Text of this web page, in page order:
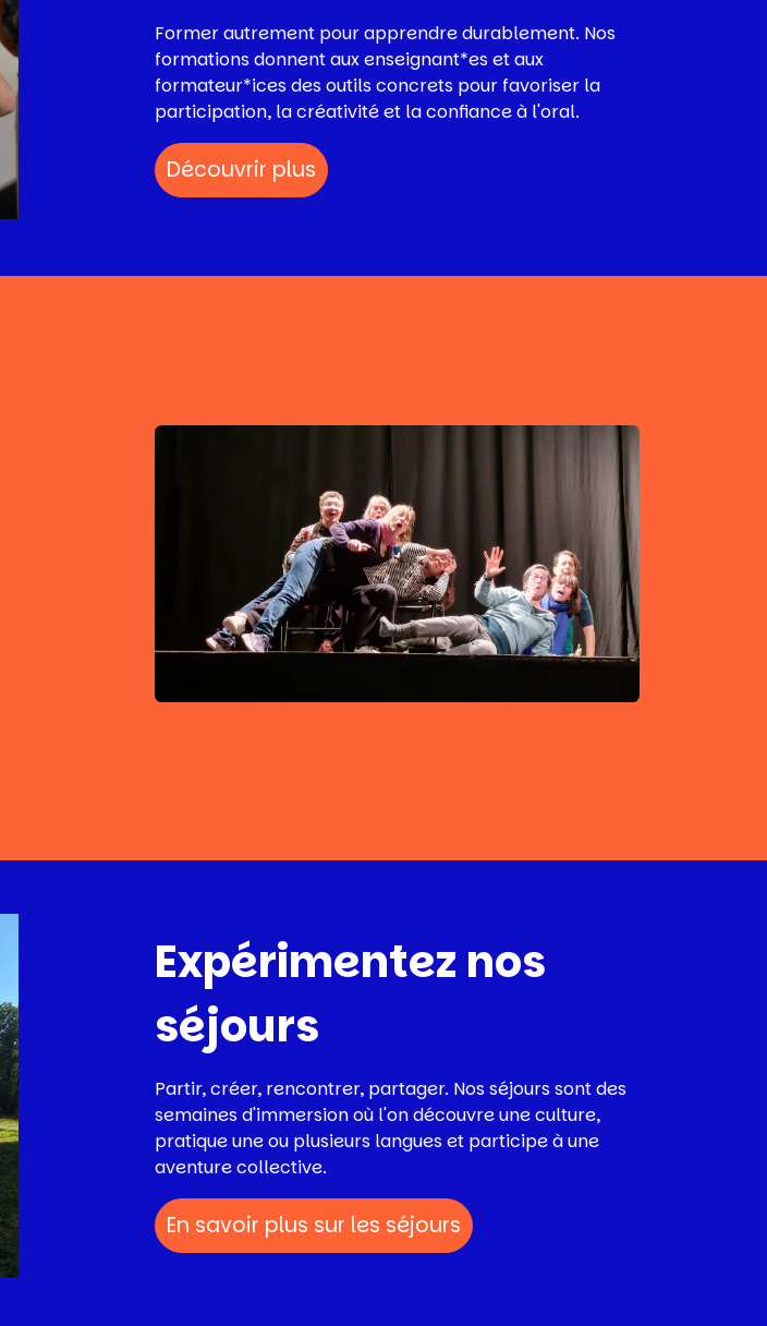
Former autrement pour apprendre durablement. Nos
formations donnent aux enseignant*es et aux
formateur*ices des outils concrets pour favoriser la
participation, la créativité et la confiance à l'oral.
Découvrir plus
Expérimentez nos
séjours
Partir, créer, rencontrer, partager. Nos séjours sont des
semaines d'immersion où l'on découvre une culture,
pratique une ou plusieurs langues et participe à une
aventure collective.
En savoir plus sur les séjours